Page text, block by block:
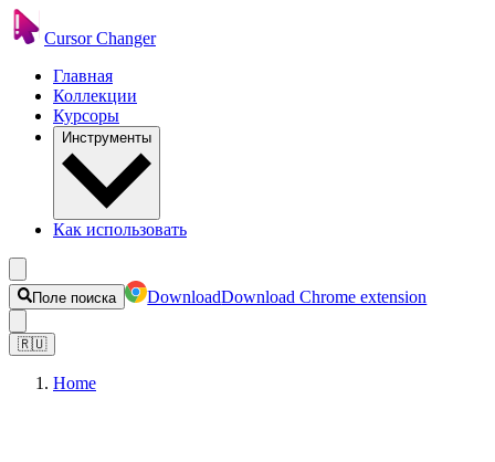
Cursor Changer
Главная
Коллекции
Курсоры
Инструменты
Как использовать
Поле поиска DownloadDownload Chrome extension
🇷🇺
Home